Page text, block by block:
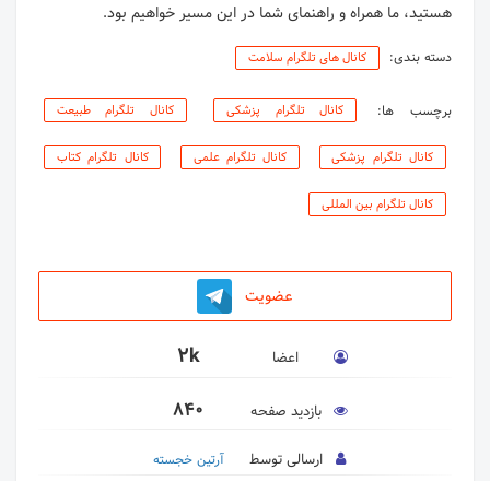
هستید، ما همراه و راهنمای شما در این مسیر خواهیم بود.
دسته بندی: کانال های تلگرام سلامت
برچسب ها: کانال تلگرام پزشکی کانال تلگرام طبیعت
کانال تلگرام پزشکی کانال تلگرام علمی کانال تلگرام کتاب
کانال تلگرام بین المللی
عضویت
اعضا 2k
بازدید صفحه 840
ارسالی توسط آرتین خجسته